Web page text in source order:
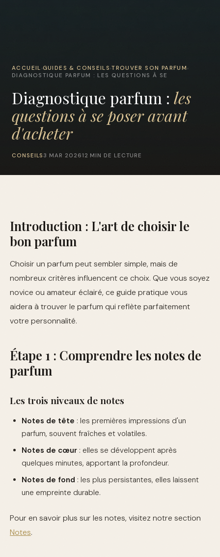
ACCUEIL ›GUIDES & CONSEILS ›TROUVER SON PARFUM ›
DIAGNOSTIQUE PARFUM : LES QUESTIONS À SE
Diagnostique parfum : les
questions à se poser avant
d'acheter
CONSEILS 3 MAR 202612 MIN DE LECTURE
Introduction : L'art de choisir le
bon parfum
Choisir un parfum peut sembler simple, mais de
nombreux critères influencent ce choix. Que vous soyez
novice ou amateur éclairé, ce guide pratique vous
aidera à trouver le parfum qui reflète parfaitement
votre personnalité.
Étape 1 : Comprendre les notes de
parfum
Les trois niveaux de notes
Notes de tête : les premières impressions d'un
parfum, souvent fraîches et volatiles.
Notes de cœur : elles se développent après
quelques minutes, apportant la profondeur.
Notes de fond : les plus persistantes, elles laissent
une empreinte durable.
Pour en savoir plus sur les notes, visitez notre section
Notes.